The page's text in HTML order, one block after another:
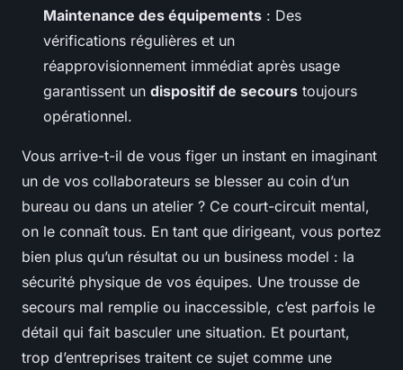
Maintenance des équipements : Des
vérifications régulières et un
réapprovisionnement immédiat après usage
garantissent un dispositif de secours toujours
opérationnel.
Vous arrive-t-il de vous figer un instant en imaginant
un de vos collaborateurs se blesser au coin d’un
bureau ou dans un atelier ? Ce court-circuit mental,
on le connaît tous. En tant que dirigeant, vous portez
bien plus qu’un résultat ou un business model : la
sécurité physique de vos équipes. Une trousse de
secours mal remplie ou inaccessible, c’est parfois le
détail qui fait basculer une situation. Et pourtant,
trop d’entreprises traitent ce sujet comme une